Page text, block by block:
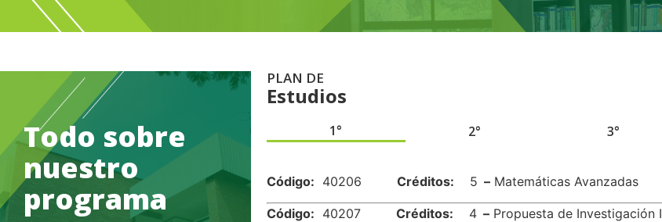
Todo sobre
nuestro
programa
PLAN DE
Estudios
1° 2° 3°
Código: 40206 Créditos: 5 – Matemáticas Avanzadas
Código: 40207 Créditos: 4 – Propuesta de Investigación I